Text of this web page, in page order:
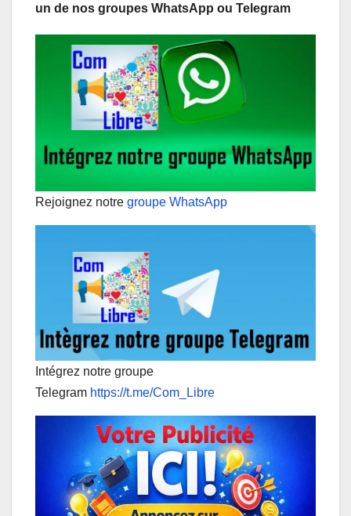
un de nos groupes WhatsApp ou Telegram
Rejoignez notre groupe WhatsApp
Intégrez notre groupe
Telegram https://t.me/Com_Libre